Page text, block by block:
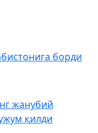
борди
жанубий
қилди